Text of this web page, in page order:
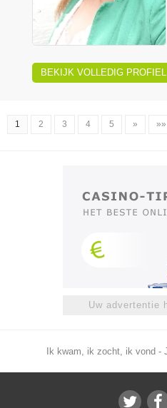
BEKIJK VOLLEDIG PROFIEL
1 2 3 4 5 » »»
Uw advertentie
Ik kwam, ik zocht, ik vond -